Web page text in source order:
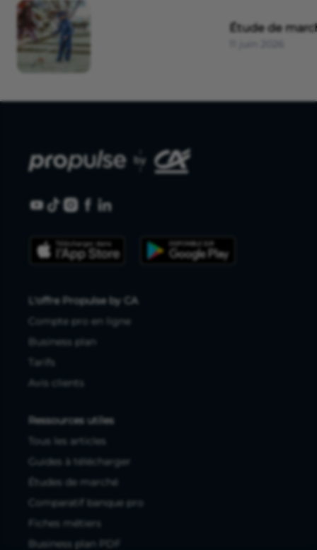
Étude de
L'offre Propulse by CA
Compte pro en ligne
Business plan
Tarifs
Avis clients
Ressources utiles
Tous les articles
Guides à télécharger
Études de marché
Comparatif banque pro
Fiches métiers
Business plan PDF